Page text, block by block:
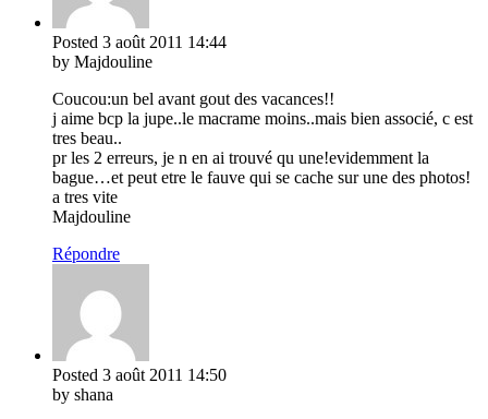
Posted 3 août 2011 14:44
by Majdouline
Coucou:un bel avant gout des vacances!!
j aime bcp la jupe..le macrame moins..mais bien associé, c est
tres beau..
pr les 2 erreurs, je n en ai trouvé qu une!evidemment la
bague…et peut etre le fauve qui se cache sur une des photos!
a tres vite
Majdouline
Répondre
Posted 3 août 2011 14:50
by shana